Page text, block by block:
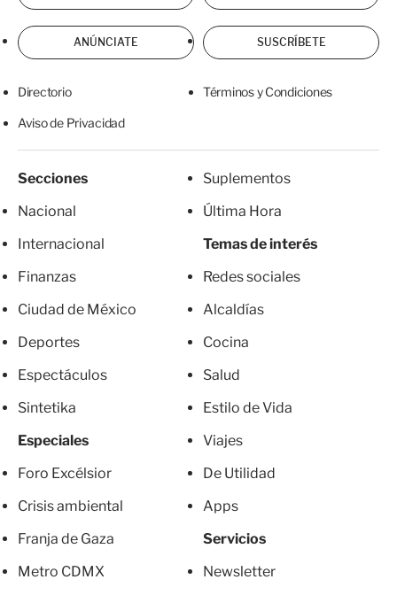
ANÚNCIATE SUSCRÍBETE
Directorio Términos y Condiciones
Aviso de Privacidad
Secciones
Nacional
Internacional
Finanzas
Ciudad de México
Deportes
Espectáculos
Sintetika
Especiales
Foro Excélsior
Crisis ambiental
Franja de Gaza
Metro CDMX
Suplementos
Última Hora
Temas de interés
Redes sociales
Alcaldías
Cocina
Salud
Estilo de Vida
Viajes
De Utilidad
Apps
Servicios
Newsletter